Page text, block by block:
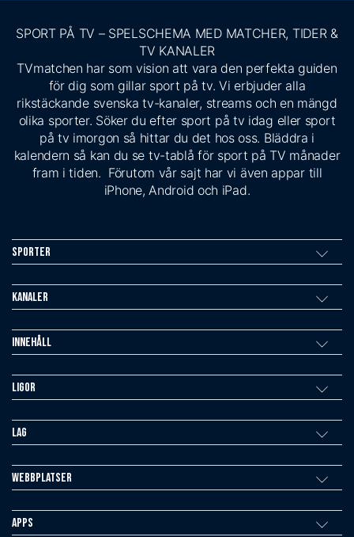
SPORT PÅ TV – SPELSCHEMA MED MATCHER, TIDER &
TV KANALER
TVmatchen har som vision att vara den perfekta guiden
för dig som gillar sport på tv. Vi erbjuder alla
rikstäckande svenska tv-kanaler, streams och en mängd
olika sporter. Söker du efter sport på tv idag eller sport
på tv imorgon så hittar du det hos oss. Bläddra i
kalendern så kan du se tv-tablå för sport på TV månader
fram i tiden. Förutom vår sajt har vi även appar till
iPhone, Android och iPad.
Sporter
Kanaler
Innehåll
Ligor
Lag
Webbplatser
Apps